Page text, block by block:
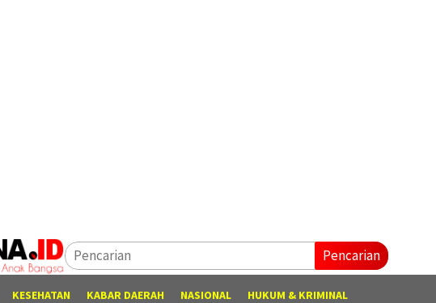
Pencarian
KESEHATAN KABAR DAERAH NASIONAL HUKUM & KRIMINAL